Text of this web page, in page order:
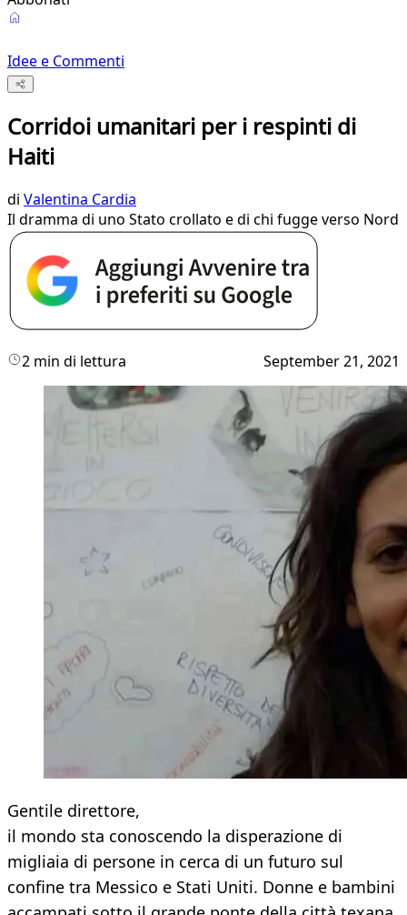
Idee e Commenti
Corridoi umanitari per i respinti di
Haiti
di Valentina Cardia
Il dramma di uno Stato crollato e di chi fugge verso Nord
2 min di lettura September 21, 2021
Gentile direttore,
il mondo sta conoscendo la disperazione di
migliaia di persone in cerca di un futuro sul
confine tra Messico e Stati Uniti. Donne e bambini